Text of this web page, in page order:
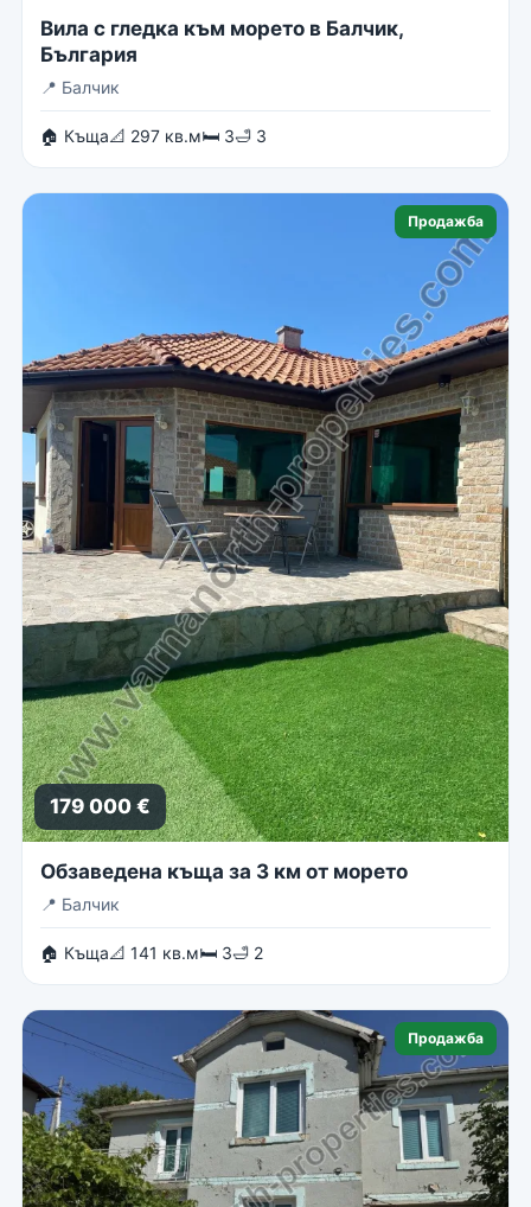
Вила с гледка към морето в Балчик,
България
📍 Балчик
🏠 Къща📐 297 кв.м🛏 3🛁 3
Продажба
179 000 €
Обзаведена къща за 3 км от морето
📍 Балчик
🏠 Къща📐 141 кв.м🛏 3🛁 2
Продажба